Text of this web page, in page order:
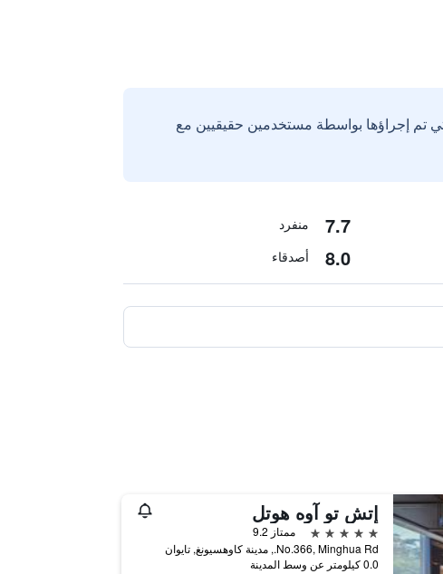
تم إجراؤها بواسطة مستخدمين حقيقيين مع
7.7 منفرد
8.0 أصدقاء
إتش تو آوه هوتل
5 نجوم
ممتاز 9.2
No.366, Minghua Rd., مدينة كاوهسيونغ, تايوان
0.0 كيلومتر عن وسط المدينة